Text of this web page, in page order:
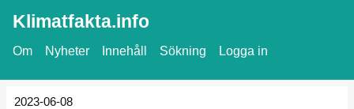
Klimatfakta.info
Om Nyheter Innehåll Sökning Logga in
2023-06-08